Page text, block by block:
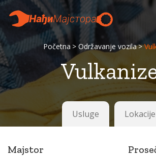
Početna Održavanje vozila
Usluge Lokacije
Majstor